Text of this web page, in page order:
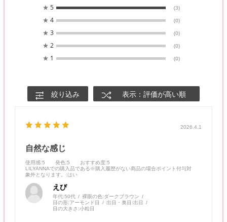
★ 5 (3)
★ 4 (0)
★ 3 (0)
★ 2 (0)
★ 1 (0)
絞り込み 表示：評価が高い順
2026.4.1
自然な感じ
使用感:5 発色:5 おすすめ度:5
LILYANNAでの購入品である※購入履歴がない商品の場合ポイント付与対
象外となります。
:はい
えび
年代:50代 裸眼の色:ダークブラウン
目の形:アーモンド目 出目・奥目:出目
目の大きさ:小粒目